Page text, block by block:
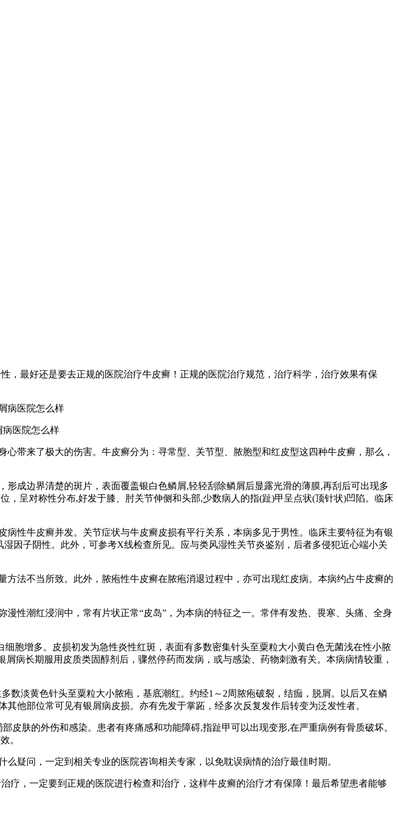
，最好还是要去正规的医院治疗牛皮癣！正规的医院治疗规范，治疗科学，治疗效果有保
病医院怎么样
带来了极大的伤害。牛皮癣分为：寻常型、关节型、脓胞型和红皮型这四种牛皮癣，那么，
成边界清楚的斑片，表面覆盖银白色鳞屑,轻轻刮除鳞屑后显露光滑的薄膜,再刮后可出现多
呈对称性分布,好发于膝、肘关节伸侧和头部,少数病人的指(趾)甲呈点状(顶针状)凹陷。临床
性牛皮癣并发。关节症状与牛皮癣皮损有平行关系，本病多见于男性。临床主要特征为有银
因子阴性。此外，可参考X线检查所见。应与类风湿性关节炎鉴别，后者多侵犯近心端小关
法不当所致。此外，脓疱性牛皮癣在脓疱消退过程中，亦可出现红皮病。本病约占牛皮癣的
性潮红浸润中，常有片状正常“皮岛”，为本病的特征之一。常伴有发热、畏寒、头痛、全身
胞增多。皮损初发为急性炎性红斑，表面有多数密集针头至粟粒大小黄白色无菌浅在性小脓
病长期服用皮质类固醇剂后，骤然停药而发病，或与感染、药物刺激有关。本病病情较重，
数淡黄色针头至粟粒大小脓疱，基底潮红。约经1～2周脓疱破裂，结痂，脱屑。以后又在鳞
他部位常可见有银屑病皮损。亦有先发于掌跖，经多次反复发作后转变为泛发性者。
肤的外伤和感染。患者有疼痛感和功能障碍,指趾甲可以出现变形,在严重病例有骨质破坏。
。
疑问，一定到相关专业的医院咨询相关专家，以免耽误病情的治疗最佳时期。
，一定要到正规的医院进行检查和治疗，这样牛皮癣的治疗才有保障！最后希望患者能够